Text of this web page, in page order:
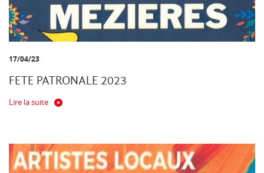
17/04/23
FETE PATRONALE 2023
Lire la suite